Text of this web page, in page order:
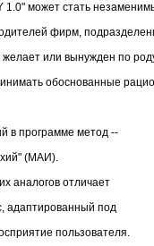
1.0" может стать
фирм,
желает или вынужден по
обоснованные
в программе метод --
(МАИ).
аналогов отличает
адаптированный под
пользователя.